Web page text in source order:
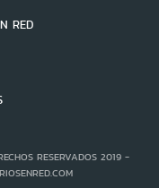
RED
RESERVADOS 2019 -